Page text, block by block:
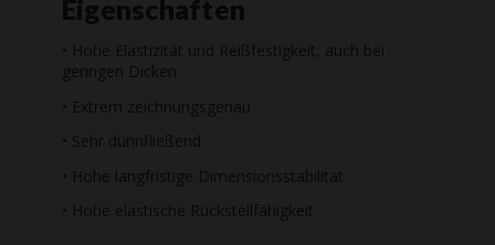
Eigenschaften
• Hohe Elastizität und Reißfestigkeit, auch bei
geringen Dicken
• Extrem zeichnungsgenau
• Sehr dünnfließend
• Hohe langfristige Dimensionsstabilität
• Hohe elastische Rückstellfähigkeit